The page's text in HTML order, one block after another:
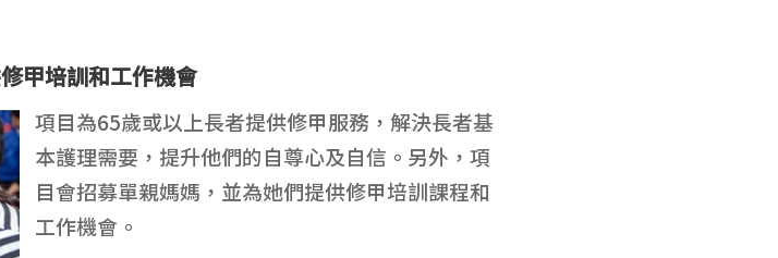
甲培訓和工作機會
項目為65歲或以上長者提供修甲服務，解決長者基
本護理需要，提升他們的自尊心及自信。另外，項
目會招募單親媽媽，並為她們提供修甲培訓課程和
工作機會。